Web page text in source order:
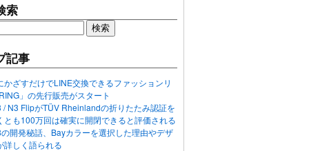
索
記事
かざすだけでLINE交換できるファッションリ
」の先行販売がスタート
/ N3 FlipがTÜV Rheinlandの折りたたみ認証を
とも100万回は確実に開閉できると評価される
開発秘話、Bayカラーを選択した理由やデザ
詳しく語られる